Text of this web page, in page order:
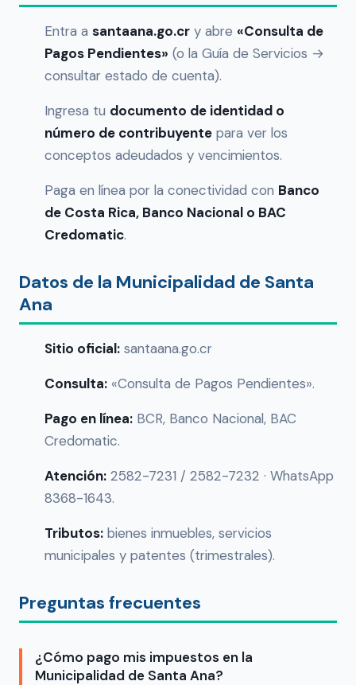
Entra a santaana.go.cr y abre «Consulta de
Pagos Pendientes» (o la Guía de Servicios →
consultar estado de cuenta).
Ingresa tu documento de identidad o
número de contribuyente para ver los
conceptos adeudados y vencimientos.
Paga en línea por la conectividad con Banco
de Costa Rica, Banco Nacional o BAC
Credomatic.
Datos de la Municipalidad de Santa
Ana
Sitio oficial: santaana.go.cr
Consulta: «Consulta de Pagos Pendientes».
Pago en línea: BCR, Banco Nacional, BAC
Credomatic.
Atención: 2582-7231 / 2582-7232 · WhatsApp
8368-1643.
Tributos: bienes inmuebles, servicios
municipales y patentes (trimestrales).
Preguntas frecuentes
¿Cómo pago mis impuestos en la
Municipalidad de Santa Ana?